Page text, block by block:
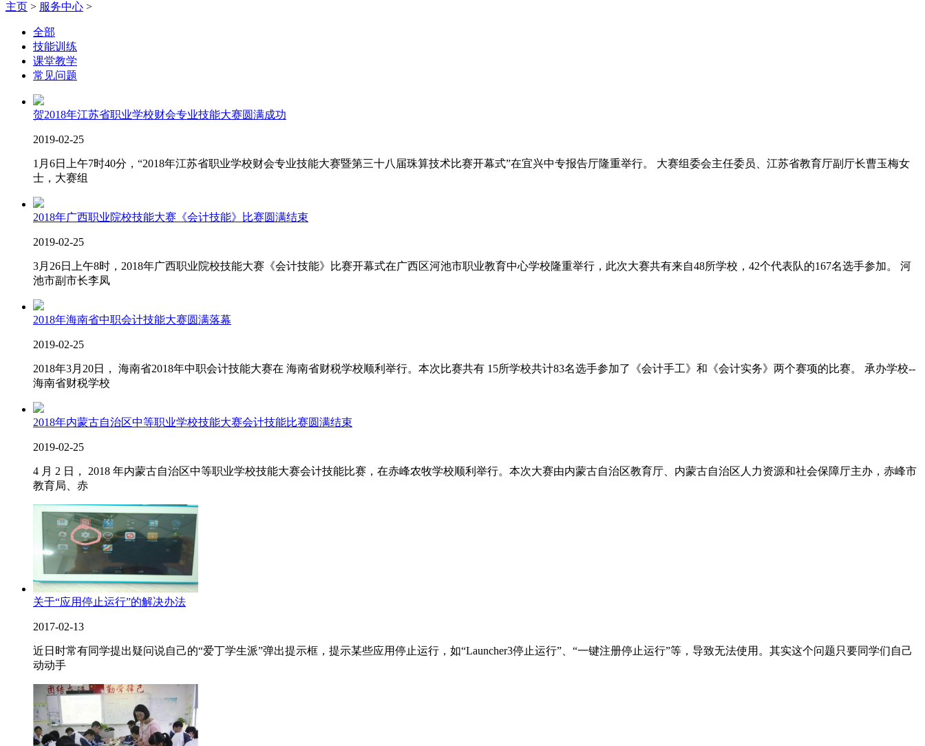
主页 > 服务中心 >
全部
技能训练
课堂教学
常见问题
贺2018年江苏省职业学校财会专业技能大赛圆满成功
2019-02-25
1月6日上午7时40分，“2018年江苏省职业学校财会专业技能大赛暨第三十八届珠算技术比赛开幕式”在宜兴中专报告厅隆重举行。 大赛组委会主任委员、江苏省教育厅副厅长曹玉梅女
士，大赛组
2018年广西职业院校技能大赛《会计技能》比赛圆满结束
2019-02-25
3月26日上午8时，2018年广西职业院校技能大赛《会计技能》比赛开幕式在广西区河池市职业教育中心学校隆重举行，此次大赛共有来自48所学校，42个代表队的167名选手参加。 河
池市副市长李凤
2018年海南省中职会计技能大赛圆满落幕
2019-02-25
2018年3月20日， 海南省2018年中职会计技能大赛在 海南省财税学校顺利举行。本次比赛共有 15所学校共计83名选手参加了《会计手工》和《会计实务》两个赛项的比赛。 承办学校--
海南省财税学校
2018年内蒙古自治区中等职业学校技能大赛会计技能比赛圆满结束
2019-02-25
4 月 2 日， 2018 年内蒙古自治区中等职业学校技能大赛会计技能比赛，在赤峰农牧学校顺利举行。本次大赛由内蒙古自治区教育厅、内蒙古自治区人力资源和社会保障厅主办，赤峰市
教育局、赤
关于“应用停止运行”的解决办法
2017-02-13
近日时常有同学提出疑问说自己的“爱丁学生派”弹出提示框，提示某些应用停止运行，如“Launcher3停止运行”、“一键注册停止运行”等，导致无法使用。其实这个问题只要同学们自己
动动手